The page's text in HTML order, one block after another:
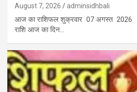
August 7, 2026 adminsidhbali
आज का राशिफल शुक्रवार 07 अगस्त 2026
राशि आज का दिन…